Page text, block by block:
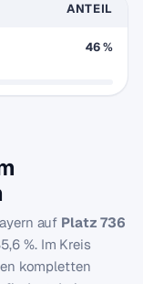
ANTEIL
46 %
auf Platz 736
%. Im Kreis
kompletten